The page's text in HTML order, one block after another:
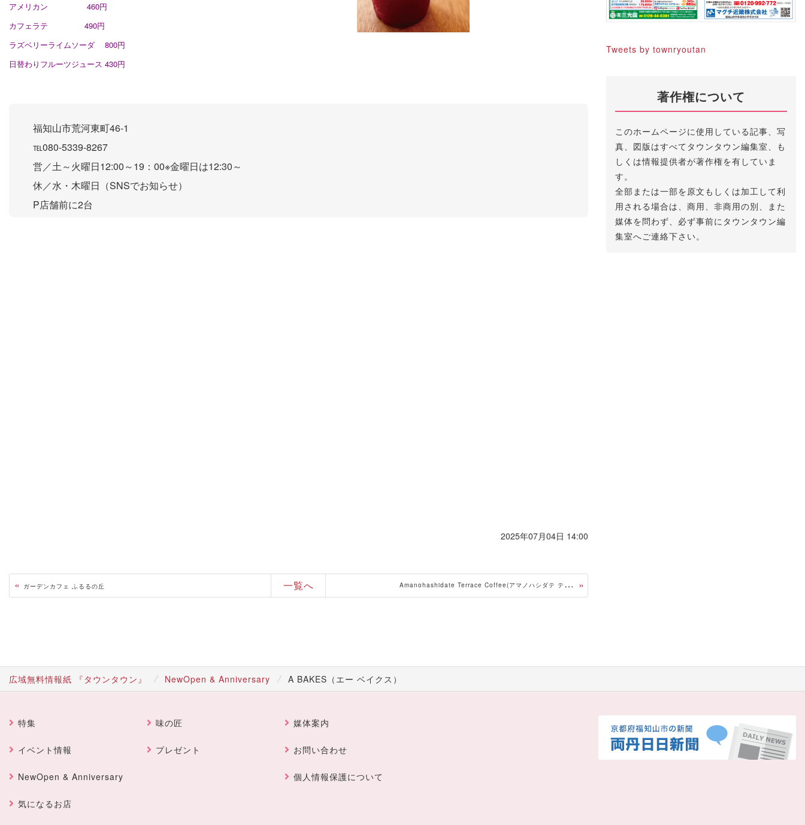
アメリカン 460円
カフェラテ 490円
ラズベリーライムソーダ 800円
日替わりフルーツジュース 430円
福知山市荒河東町46-1
℡080-5339-8267
営／土～火曜日12:00～19：00※金曜日は12:30～
休／水・木曜日（SNSでお知らせ）
P店舗前に2台
2025年07月04日 14:00
« ガーデンカフェ ふるるの丘 一覧へ A
manohashidate Terrace Coffee(アマノハシダテ テラス コーヒー)
Tweets by townryoutan
著作権について
このホームページに使用している記事、写
真、図版はすべてタウンタウン編集室、も
しくは情報提供者が著作権を有していま
す。
全部または一部を原文もしくは加工して利
用される場合は、商用、非商用の別、また
媒体を問わず、必ず事前にタウンタウン編
集室へご連絡下さい。
広域無料情報紙 『タウンタウン』 NewOpen & Anniversary A BAKES（エー ベイクス）
特集
イベント情報
NewOpen & Anniversary
気になるお店
味の匠
プレゼント
媒体案内
お問い合わせ
個人情報保護について